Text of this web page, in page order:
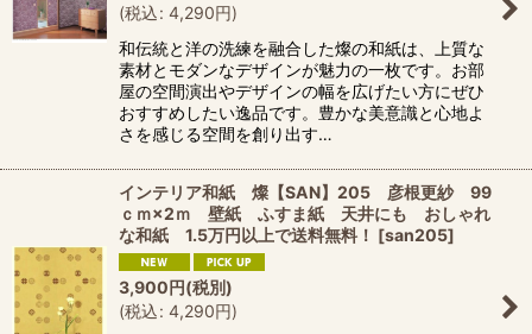
(税込: 4,290円)
和伝統と洋の洗練を融合した燦の和紙は、上質な
素材とモダンなデザインが魅力の一枚です。お部
屋の空間演出やデザインの幅を広げたい方にぜひ
おすすめしたい逸品です。豊かな美意識と心地よ
さを感じる空間を創り出す…
インテリア和紙 燦【SAN】205 彦根更紗 99
ｃｍ×2ｍ 壁紙 ふすま紙 天井にも おしゃれ
な和紙 1.5万円以上で送料無料！ [san205]
3,900円(税別)
(税込: 4,290円)